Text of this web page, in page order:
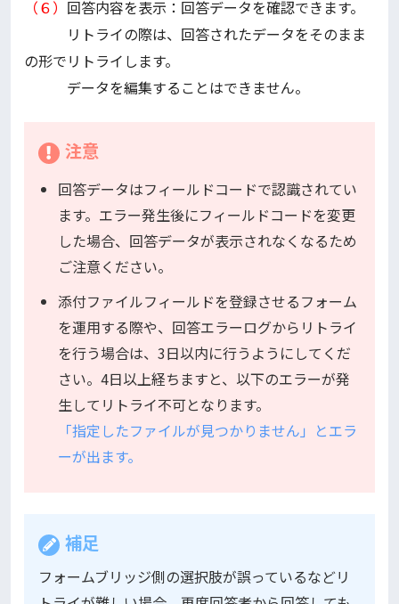
（６） 回答内容を表示：回答データを確認できます。
リトライの際は、回答されたデータをそのまま
の形でリトライします。
データを編集することはできません。
注意
回答データはフィールドコードで認識されてい
ます。エラー発生後にフィールドコードを変更
した場合、回答データが表示されなくなるため
ご注意ください。
添付ファイルフィールドを登録させるフォーム
を運用する際や、回答エラーログからリトライ
を行う場合は、3日以内に行うようにしてくだ
さい。4日以上経ちますと、以下のエラーが発
生してリトライ不可となります。
「指定したファイルが見つかりません」とエラ
ーが出ます。
補足
フォームブリッジ側の選択肢が誤っているなどリ